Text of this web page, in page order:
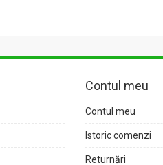
Contul meu
Contul meu
Istoric comenzi
Returnări